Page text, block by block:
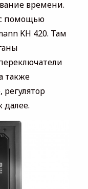
времени.
помощью
KH 420. Там
также
далее.